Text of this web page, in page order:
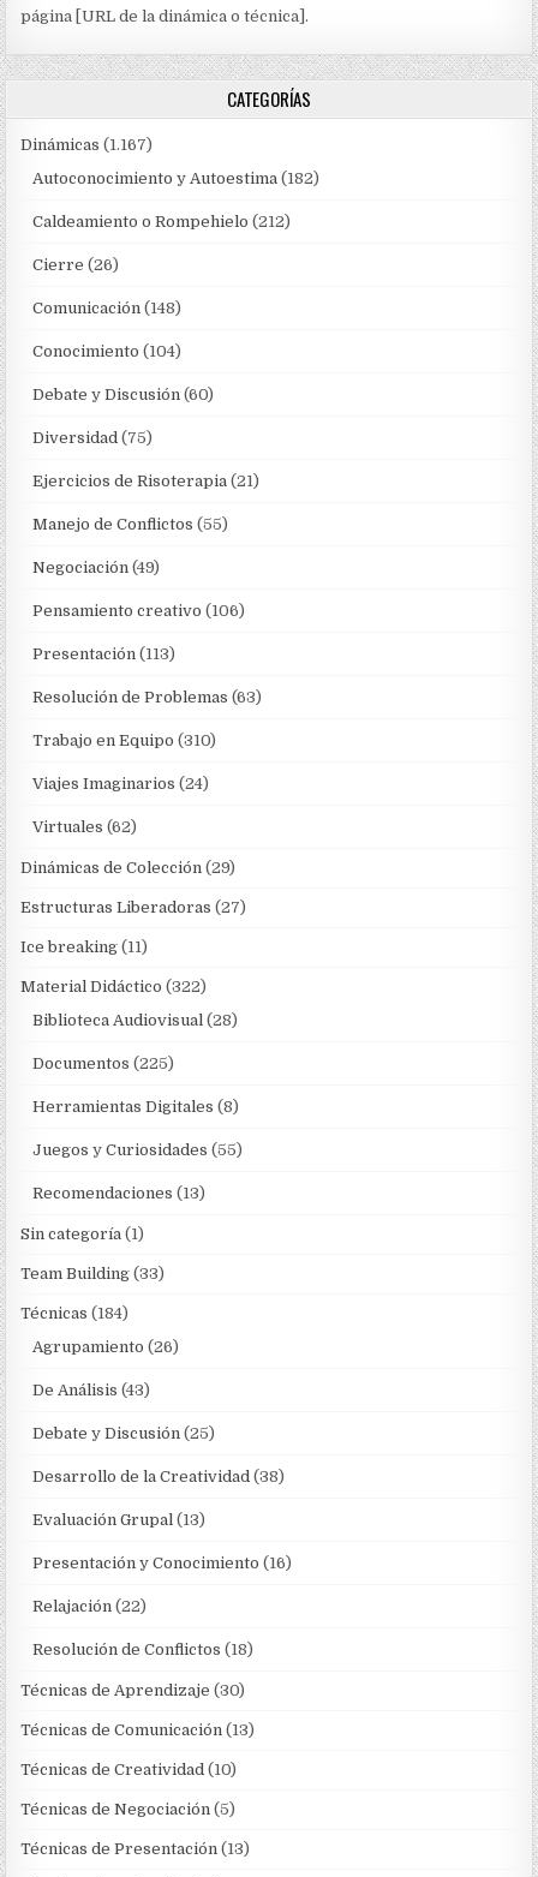
página [URL de la dinámica o técnica].
CATEGORÍAS
Dinámicas (1.167)
Autoconocimiento y Autoestima (182)
Caldeamiento o Rompehielo (212)
Cierre (26)
Comunicación (148)
Conocimiento (104)
Debate y Discusión (60)
Diversidad (75)
Ejercicios de Risoterapia (21)
Manejo de Conflictos (55)
Negociación (49)
Pensamiento creativo (106)
Presentación (113)
Resolución de Problemas (63)
Trabajo en Equipo (310)
Viajes Imaginarios (24)
Virtuales (62)
Dinámicas de Colección (29)
Estructuras Liberadoras (27)
Ice breaking (11)
Material Didáctico (322)
Biblioteca Audiovisual (28)
Documentos (225)
Herramientas Digitales (8)
Juegos y Curiosidades (55)
Recomendaciones (13)
Sin categoría (1)
Team Building (33)
Técnicas (184)
Agrupamiento (26)
De Análisis (43)
Debate y Discusión (25)
Desarrollo de la Creatividad (38)
Evaluación Grupal (13)
Presentación y Conocimiento (16)
Relajación (22)
Resolución de Conflictos (18)
Técnicas de Aprendizaje (30)
Técnicas de Comunicación (13)
Técnicas de Creatividad (10)
Técnicas de Negociación (5)
Técnicas de Presentación (13)